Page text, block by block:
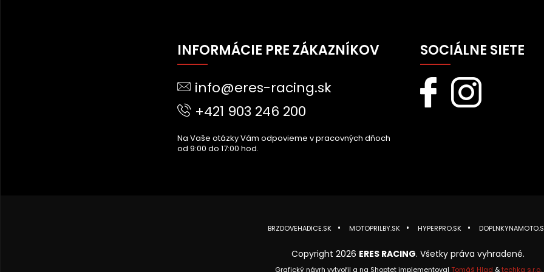
INFORMÁCIE PRE ZÁKAZNÍKOV
info@eres-racing.sk
+421 903 246 200
Na Vaše otázky Vám odpovieme v pracovných dňoch
od 9:00 do 17:00 hod.
SOCIÁLNE SIETE
BRZDOVEHADICE.SK MOTOPRILBY.SK HYPERPRO.SK
Copyright 2026 ERES RACING. Všetky práva vyhradené.
Grafický návrh vytvořil a na Shoptet implementoval Tomáš Hlad &techka s.r.o.